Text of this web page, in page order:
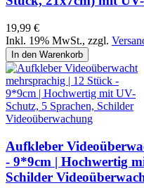
19,99 €
Inkl. 19% MwSt., zzgl.
In den Warenkorb
Aufkleber
- 9*9cm | Hochwertig
Schilder